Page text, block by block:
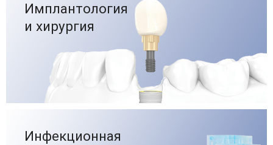
Имплантология
и хирургия
Инфекционная